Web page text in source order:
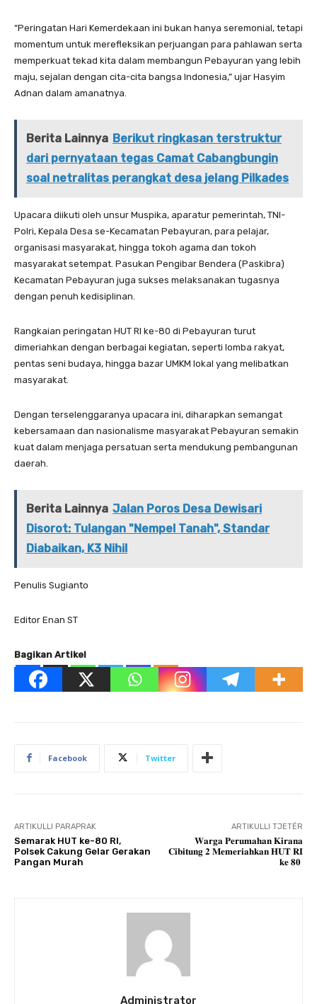
“Peringatan Hari Kemerdekaan ini bukan hanya seremonial, tetapi
momentum untuk merefleksikan perjuangan para pahlawan serta
memperkuat tekad kita dalam membangun Pebayuran yang lebih
maju, sejalan dengan cita-cita bangsa Indonesia,” ujar Hasyim
Adnan dalam amanatnya.
Berita Lainnya Berikut ringkasan terstruktur
dari pernyataan tegas Camat Cabangbungin
soal netralitas perangkat desa jelang Pilkades
Upacara diikuti oleh unsur Muspika, aparatur pemerintah, TNI-
Polri, Kepala Desa se-Kecamatan Pebayuran, para pelajar,
organisasi masyarakat, hingga tokoh agama dan tokoh
masyarakat setempat. Pasukan Pengibar Bendera (Paskibra)
Kecamatan Pebayuran juga sukses melaksanakan tugasnya
dengan penuh kedisiplinan.
Rangkaian peringatan HUT RI ke-80 di Pebayuran turut
dimeriahkan dengan berbagai kegiatan, seperti lomba rakyat,
pentas seni budaya, hingga bazar UMKM lokal yang melibatkan
masyarakat.
Dengan terselenggaranya upacara ini, diharapkan semangat
kebersamaan dan nasionalisme masyarakat Pebayuran semakin
kuat dalam menjaga persatuan serta mendukung pembangunan
daerah.
Berita Lainnya Jalan Poros Desa Dewisari
Disorot: Tulangan "Nempel Tanah", Standar
Diabaikan, K3 Nihil
Penulis Sugianto
Editor Enan ST
Bagikan Artikel
Facebook Twitter
ARTIKULLI PARAPRAK
Semarak HUT ke-80 RI,
Polsek Cakung Gelar Gerakan
Pangan Murah
ARTIKULLI TJETËR
𝐖𝐚𝐫𝐠𝐚 𝐏𝐞𝐫𝐮𝐦𝐚𝐡𝐚𝐧 𝐊𝐢𝐫𝐚𝐧𝐚
𝐂𝐢𝐛𝐢𝐭𝐮𝐧𝐠 𝟐 𝐌𝐞𝐦𝐞𝐫𝐢𝐚𝐡𝐤𝐚𝐧 𝐇𝐔𝐓 𝐑𝐈
𝐤𝐞 𝟖𝟎
Administrator